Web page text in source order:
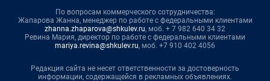
По вопросам коммерческого сотрудничества:
Жапарова Жанна, менеджер по работе с федеральными клиентами
zhanna.zhaparova@shkulev.ru, моб. + 7 982 640 34 32
Ревина Мария, директор по работе с федеральными клиентами
mariya.revina@shkulev.ru, моб. +7 910 402 4056
Редакция сайта не несет ответственности за достоверность
информации, содержащейся в рекламных объявлениях.